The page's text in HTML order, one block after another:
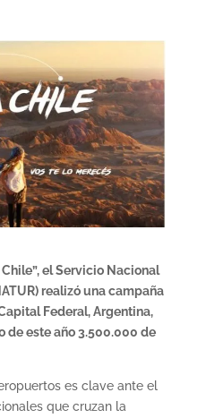
el Servicio Nacional
realizó una campaña
Federal, Argentina,
de este año 3.500.000 de
es clave ante el
que cruzan la